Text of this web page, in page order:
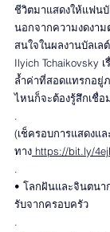
ชีวิตมาแสดงให้แฟน
นอกจากความงดงาม
สนใจในผลงานบัลเล
Ilyich Tchaikovsky
ล้ำค่าที่สอดแทรกอยู่
ไหนก็จะต้องรู้สึกเชื่
.
(เช็ครอบการแสดงแ
ทาง https://bit.ly/
.
• โลกฝันและจินตนา
รับจากครอบครัว
.